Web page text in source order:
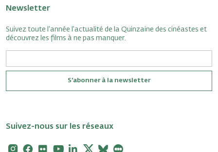
Newsletter
Suivez toute l'année l'actualité de la Quinzaine des cinéastes et
découvrez les films à ne pas manquer.
S'abonner à la newsletter
Suivez-nous sur les réseaux
Instagram
Facebook
FlickrYoutubeLinkedin
X Bluesky